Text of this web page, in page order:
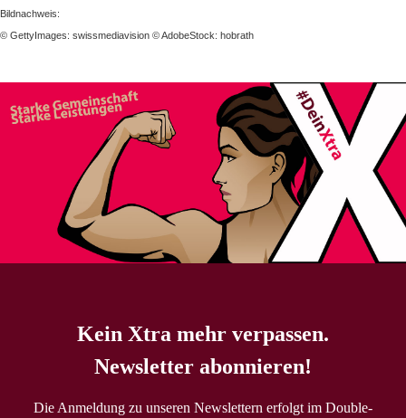
Bildnachweis:
© GettyImages: swissmediavision © AdobeStock: hobrath
Kein Xtra mehr verpassen.
Newsletter abonnieren!
Die Anmeldung zu unseren Newslettern erfolgt im Double-